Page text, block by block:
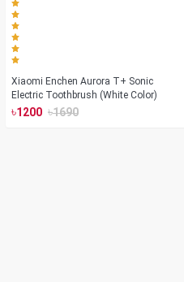
Xiaomi Enchen Aurora T+ Sonic
Electric Toothbrush (White Color)
৳1200 ৳1690